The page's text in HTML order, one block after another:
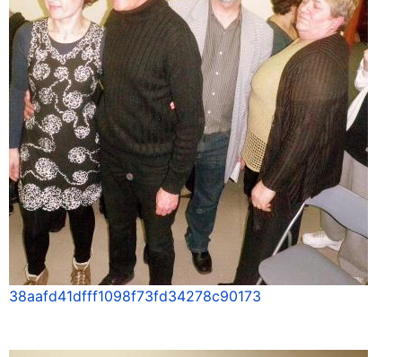
38aafd41dfff1098f73fd34278c90173